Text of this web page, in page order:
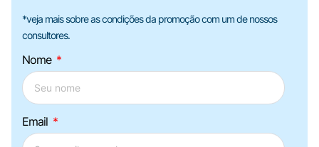
*veja mais sobre as condições da promoção com um de nossos
consultores.
Nome
Email